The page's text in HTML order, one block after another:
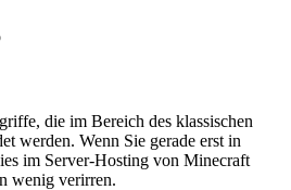
die im Bereich des klassischen
werden. Wenn Sie gerade erst in
im Server-Hosting von Minecraft
wenig verirren.